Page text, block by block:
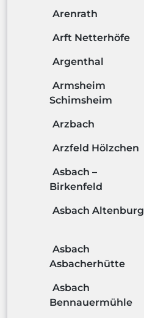
Arenrath
Arft Netterhöfe
Argenthal
Armsheim
Schimsheim
Arzbach
Arzfeld Hölzchen
Asbach –
Birkenfeld
Asbach Altenburg
Asbach
Asbacherhütte
Asbach
Bennauermühle